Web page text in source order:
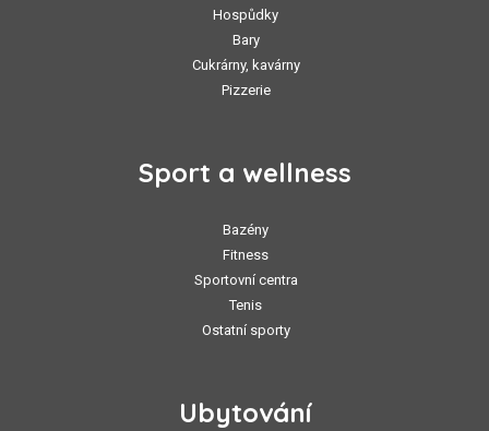
Hospůdky
Bary
Cukrárny, kavárny
Pizzerie
Sport a wellness
Bazény
Fitness
Sportovní centra
Tenis
Ostatní sporty
Ubytování